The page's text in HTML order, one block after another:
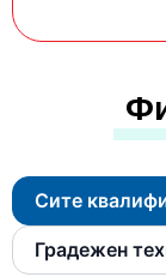
Сите
Градежен